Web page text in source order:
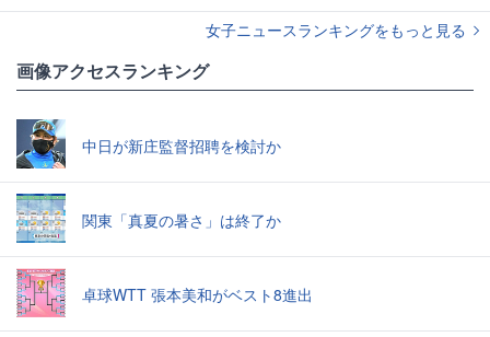
女子ニュースランキングをもっと見る
画像アクセスランキング
中日が新庄監督招聘を検討か
関東「真夏の暑さ」は終了か
卓球WTT 張本美和がベスト8進出